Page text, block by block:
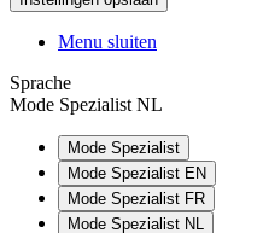
Menu sluiten
Sprache
Mode Spezialist NL
Mode Spezialist
Mode Spezialist EN
Mode Spezialist FR
Mode Spezialist NL